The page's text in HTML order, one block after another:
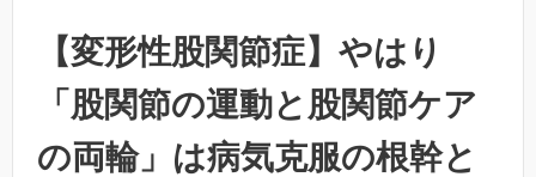
【変形性股関節症】やはり
「股関節の運動と股関節ケア
の両輪」は病気克服の根幹と